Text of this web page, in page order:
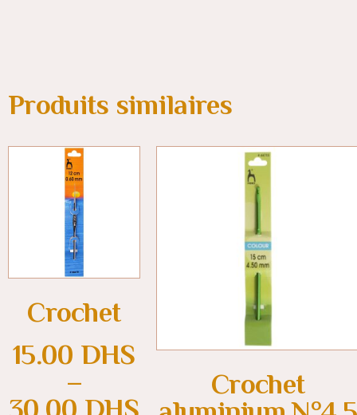
Produits similaires
Crochet
15.00 DHS
–
Crochet